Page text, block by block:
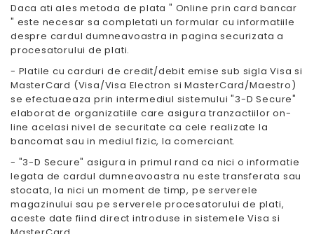
Daca ati ales metoda de plata " Online prin card bancar
" este necesar sa completati un formular cu informatiile
despre cardul dumneavoastra in pagina securizata a
procesatorului de plati.
- Platile cu carduri de credit/debit emise sub sigla Visa si
MasterCard (Visa/Visa Electron si MasterCard/Maestro)
se efectuaeaza prin intermediul sistemului "3-D Secure"
elaborat de organizatiile care asigura tranzactiilor on-
line acelasi nivel de securitate ca cele realizate la
bancomat sau in mediul fizic, la comerciant.
- "3-D Secure" asigura in primul rand ca nici o informatie
legata de cardul dumneavoastra nu este transferata sau
stocata, la nici un moment de timp, pe serverele
magazinului sau pe serverele procesatorului de plati,
aceste date fiind direct introduse in sistemele Visa si